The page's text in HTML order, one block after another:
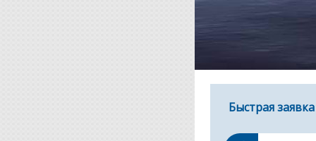
Быстрая заявка